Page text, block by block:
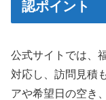
認ポイント
公式サイトでは、
対応し、訪問見積
アや希望日の空き